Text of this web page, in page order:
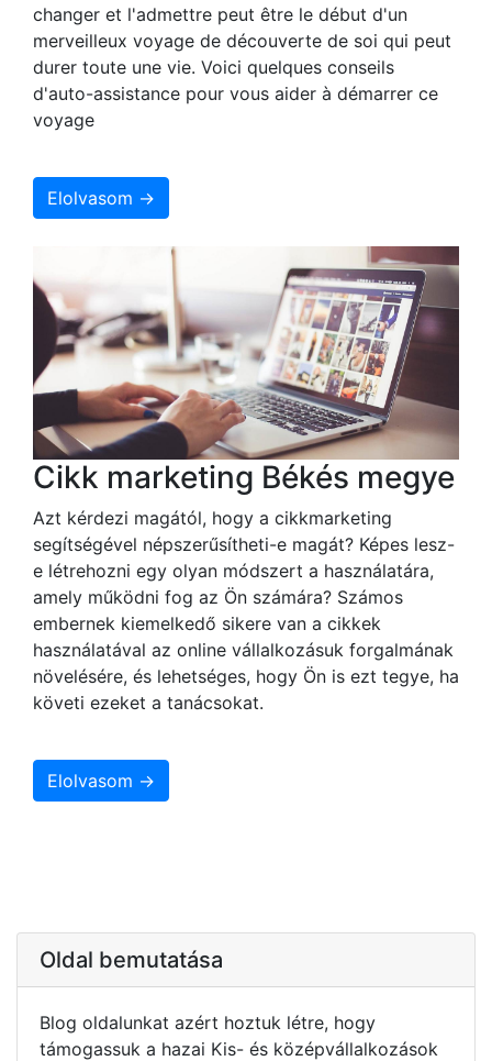
changer et l'admettre peut être le début d'un
merveilleux voyage de découverte de soi qui peut
durer toute une vie. Voici quelques conseils
d'auto-assistance pour vous aider à démarrer ce
voyage
Elolvasom →
Cikk marketing Békés megye
Azt kérdezi magától, hogy a cikkmarketing
segítségével népszerűsítheti-e magát? Képes lesz-
e létrehozni egy olyan módszert a használatára,
amely működni fog az Ön számára? Számos
embernek kiemelkedő sikere van a cikkek
használatával az online vállalkozásuk forgalmának
növelésére, és lehetséges, hogy Ön is ezt tegye, ha
követi ezeket a tanácsokat.
Elolvasom →
Oldal bemutatása
Blog oldalunkat azért hoztuk létre, hogy
támogassuk a hazai Kis- és középvállalkozások